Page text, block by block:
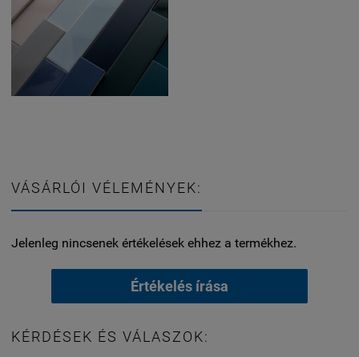
VÁSÁRLÓI VÉLEMÉNYEK:
Jelenleg nincsenek értékelések ehhez a termékhez.
Értékelés írása
KÉRDÉSEK ÉS VÁLASZOK: